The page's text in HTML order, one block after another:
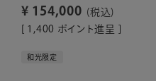
¥ 154,000
税込
1,400 ポイント進呈 ]
和光限定